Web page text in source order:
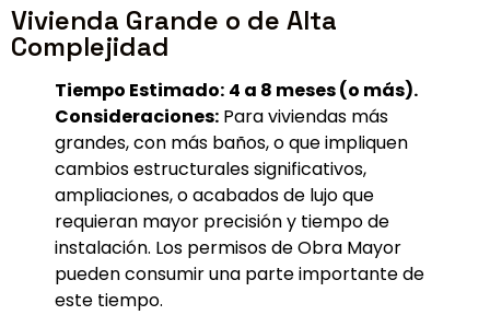
Vivienda Grande o de Alta
Complejidad
Tiempo Estimado: 4 a 8 meses (o más).
Consideraciones: Para viviendas más
grandes, con más baños, o que impliquen
cambios estructurales significativos,
ampliaciones, o acabados de lujo que
requieran mayor precisión y tiempo de
instalación. Los permisos de Obra Mayor
pueden consumir una parte importante de
este tiempo.